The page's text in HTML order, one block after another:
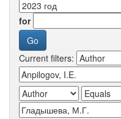
for
Current filters: